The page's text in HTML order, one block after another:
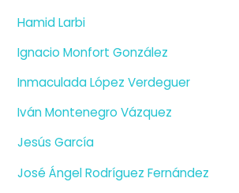
Hamid Larbi
Ignacio Monfort González
Inmaculada López Verdeguer
Iván Montenegro Vázquez
Jesús García
José Ángel Rodríguez Fernández